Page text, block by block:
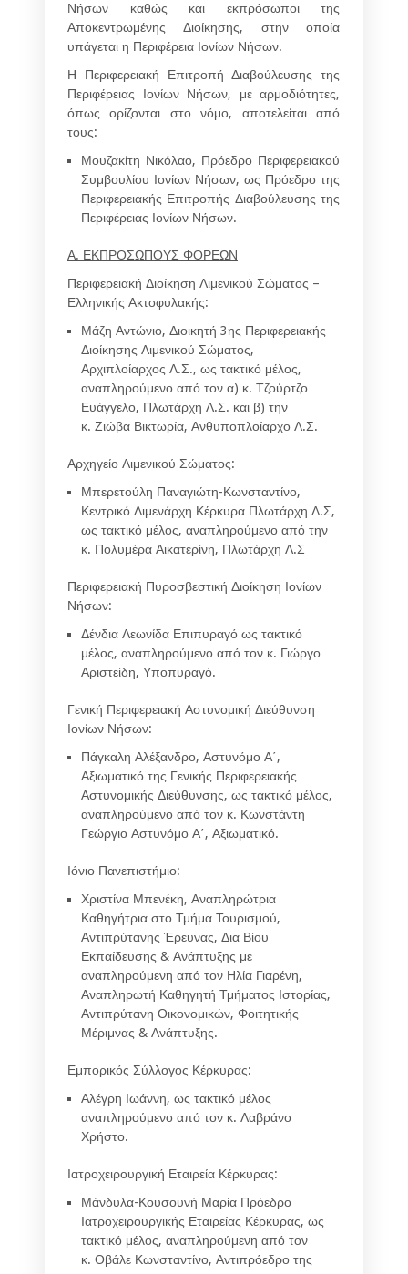
Νήσων καθώς και εκπρόσωποι της
Αποκεντρωμένης Διοίκησης, στην οποία
υπάγεται η Περιφέρεια Ιονίων Νήσων.
Η
Περιφερειακή Επιτροπή Διαβούλευσης της
Περιφέρειας Ιονίων Νήσων, με αρμοδιότητες,
όπως ορίζονται στο νόμο, αποτελείται από
τους:
Μουζακίτη Νικόλαο, Πρόεδρο Περιφερειακού
Συμβουλίου Ιονίων Νήσων, ως Πρόεδρο της
Περιφερειακής Επιτροπής Διαβούλευσης της
Περιφέρειας Ιονίων Νήσων.
Α. ΕΚΠΡΟΣΩΠΟΥΣ ΦΟΡΕΩΝ
Περιφερειακή Διοίκηση Λιμενικού Σώματος –
Ελληνικής Ακτοφυλακής:
Μάζη Αντώνιο, Διοικητή 3ης Περιφερειακής
Διοίκησης Λιμενικού Σώματος,
Αρχιπλοίαρχος Λ.Σ., ως τακτικό μέλος,
αναπληρούμενο από τον α) κ. Τζούρτζο
Ευάγγελο, Πλωτάρχη Λ.Σ. και β) την
κ. Ζιώβα Βικτωρία, Ανθυποπλοίαρχο Λ.Σ.
Αρχηγείο Λιμενικού Σώματος:
Μπερετούλη Παναγιώτη-Κωνσταντίνο,
Κεντρικό Λιμενάρχη Κέρκυρα Πλωτάρχη Λ.Σ,
ως τακτικό μέλος, αναπληρούμενο από την
κ. Πολυμέρα Αικατερίνη, Πλωτάρχη Λ.Σ
Περιφερειακή Πυροσβεστική Διοίκηση Ιονίων
Νήσων:
Δένδια Λεωνίδα Επιπυραγό ως τακτικό
μέλος, αναπληρούμενο από τον κ. Γιώργο
Αριστείδη, Υποπυραγό.
Γενική Περιφερειακή Αστυνομική Διεύθυνση
Ιονίων Νήσων:
Πάγκαλη Αλέξανδρο, Αστυνόμο Α΄,
Αξιωματικό της Γενικής Περιφερειακής
Αστυνομικής Διεύθυνσης, ως τακτικό μέλος,
αναπληρούμενο από τον κ. Κωνστάντη
Γεώργιο Αστυνόμο Α΄, Αξιωματικό.
Ιόνιο Πανεπιστήμιο:
Χριστίνα Μπενέκη, Αναπληρώτρια
Καθηγήτρια στο Τμήμα Τουρισμού,
Αντιπρύτανης Έρευνας, Δια Βίου
Εκπαίδευσης & Ανάπτυξης με
αναπληρούμενη από τον Ηλία Γιαρένη,
Αναπληρωτή Καθηγητή Τμήματος Ιστορίας,
Αντιπρύτανη Οικονομικών, Φοιτητικής
Μέριμνας & Ανάπτυξης.
Εμπορικός Σύλλογος Κέρκυρας:
Αλέγρη Ιωάννη, ως τακτικό μέλος
αναπληρούμενο από τον κ. Λαβράνο
Χρήστο.
Ιατροχειρουργική Εταιρεία Κέρκυρας:
Μάνδυλα-Κουσουνή Μαρία Πρόεδρο
Ιατροχειρουργικής Εταιρείας Κέρκυρας, ως
τακτικό μέλος, αναπληρούμενη από τον
κ. Οβάλε Κωνσταντίνο, Αντιπρόεδρο της